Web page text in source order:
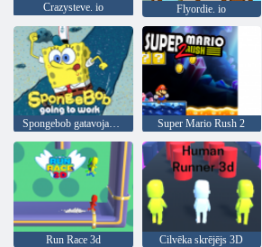
Crazysteve. io Flyordie. io
Spongebob gatavojas strādāt Super Mario Rush 2
Run Race 3d Cilvēka skrējējs 3D